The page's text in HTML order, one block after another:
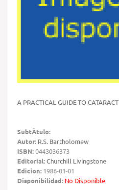
A PRACTICAL GUIDE TO
SubtÃ­tulo:
Autor: R.S. Bartholomew
ISBN:0443036373
Editorial:Churchill Livingstone
Edicion: 1986-01-01
Disponibilidad: No Disponible